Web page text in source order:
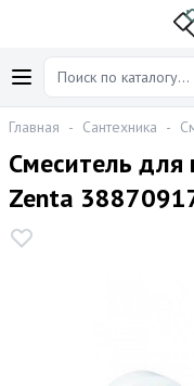
Главная - Сантехника -
Смеситель
Zenta